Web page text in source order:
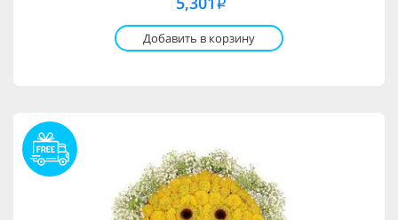
i
Добавить в корзину